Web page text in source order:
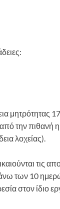
μητρότητας
την πιθανή
λοχείας).
τις
των 10
στον ίδιο